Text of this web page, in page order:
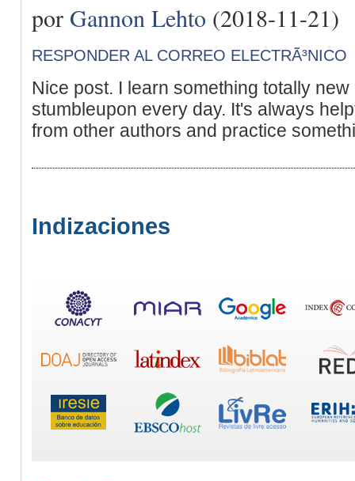
por Gannon Lehto (2018-11-21)
RESPONDER AL CORREO ELECTRÃ³NICO
Nice post. I learn something totally
stumbleupon every day. It's always
from other authors and practice
Indizaciones